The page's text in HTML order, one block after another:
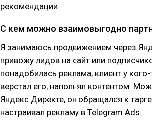
рекомендации.
С кем можно взаимовыгодно
Я занимаюсь продвижением через
привожу лидов на сайт или
понадобилась реклама, клиент у
верстал его, наполнял контентом.
Яндекс Директе, он обращался к
настраивал рекламу в Telegram Ads.